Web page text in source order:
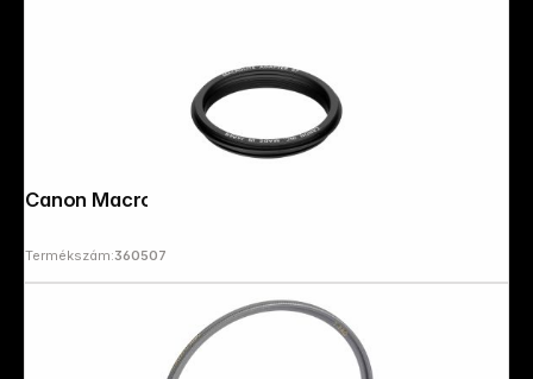
Canon Macro Ring Lite-Adapter 67
Termékszám:360507